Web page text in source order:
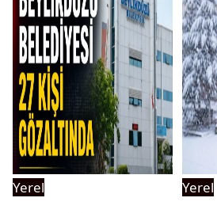
Yerel
Yerel